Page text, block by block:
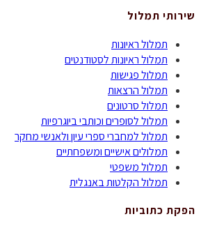
שירותי תמלול
תמלול ראיונות
תמלול ראיונות לסטודנטים
תמלול פגישות
תמלול הרצאות
תמלול סרטונים
תמלול לסופרים וכותבי ביוגרפיות
תמלול למחברי ספרי עיון ולאנשי מחקר
תמלולים אישיים ומשפחתיים
תמלול משפטי
תמלול הקלטות באנגלית
הפקת כתוביות